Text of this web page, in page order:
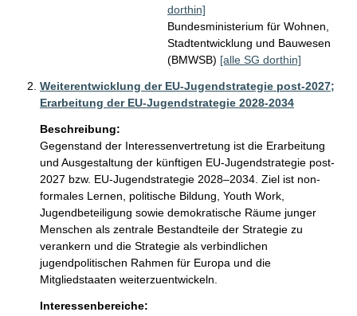
dorthin]
Bundesministerium für Wohnen,
Stadtentwicklung und Bauwesen
(BMWSB) [alle SG dorthin]
Weiterentwicklung der EU-Jugendstrategie post-2027;
Erarbeitung der EU-Jugendstrategie 2028-2034
Beschreibung:
Gegenstand der Interessenvertretung ist die Erarbeitung
und Ausgestaltung der künftigen EU-Jugendstrategie post-
2027 bzw. EU-Jugendstrategie 2028–2034. Ziel ist non-
formales Lernen, politische Bildung, Youth Work,
Jugendbeteiligung sowie demokratische Räume junger
Menschen als zentrale Bestandteile der Strategie zu
verankern und die Strategie als verbindlichen
jugendpolitischen Rahmen für Europa und die
Mitgliedstaaten weiterzuentwickeln.
Interessenbereiche: